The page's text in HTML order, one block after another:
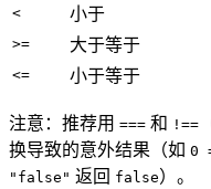
< 小于
>= 大于等于
<= 小于等于
注意：推荐用 === 和 !==
换导致的意外结果（如 0
"false" 返回 false）。